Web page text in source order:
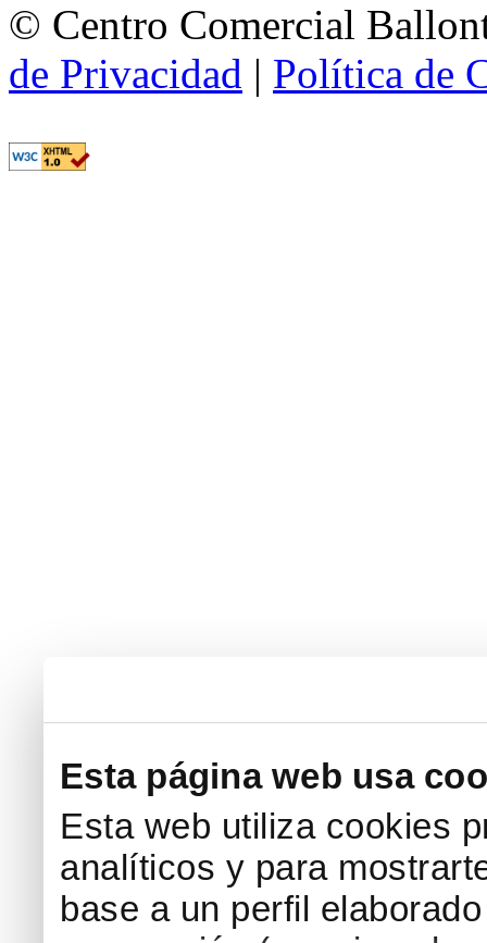
Esta página web usa
Esta web utiliza cookies
analíticos y para
base a un perfil
© Centro Comercial
de Privacidad | Política de